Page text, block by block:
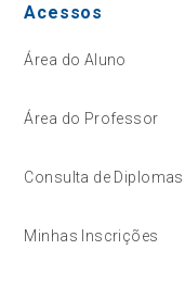
Acessos
Área do Aluno
Área do Professor
Consulta de Diplomas
Minhas Inscrições